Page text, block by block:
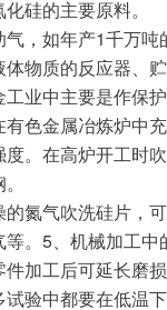
硅的主要原料。
气，如年产1千万吨
物质的反应器、
工业中主要是作保
色金属冶炼炉中
度。在高炉开工时
的氮气吹洗硅片，
。 5 、机械加工中
加工后可延长磨
验中都要在低温